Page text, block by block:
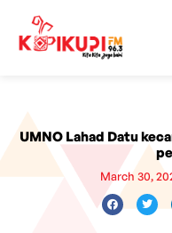
UMNO Lahad Datu
March 30,